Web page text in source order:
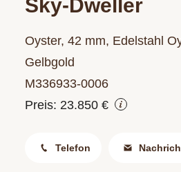
Sky-Dweller
Oyster, 42 mm, Edelstahl
Gelbgold
M336933‑0006
Preis: 23.850 €
Telefon